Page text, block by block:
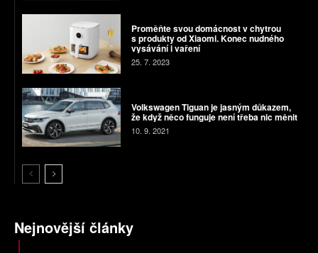
Proměňte svou domácnost v chytrou
s produkty od Xiaomi. Konec nudného
vysávání i vaření
25. 7. 2023
Volkswagen Tiguan je jasným důkazem,
že když něco funguje není třeba nic měnit
10. 9. 2021
Nejnovější články